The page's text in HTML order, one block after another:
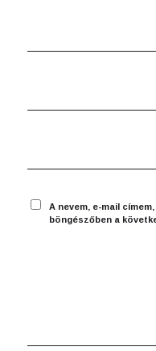
A nevem, e-mail
böngészőben a